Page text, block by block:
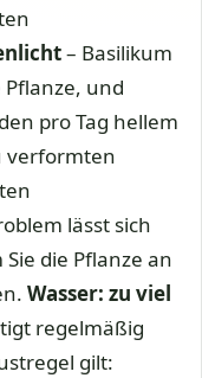
– Basilikum
und
pro Tag hellem
verformten
lässt sich
die Pflanze an
Wasser: zu viel
regelmäßig
gilt: